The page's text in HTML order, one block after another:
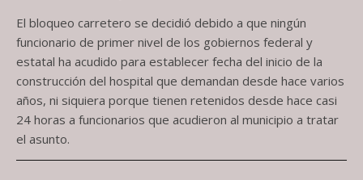
El bloqueo carretero se decidió debido a que ningún
funcionario de primer nivel de los gobiernos federal y
estatal ha acudido para establecer fecha del inicio de la
construcción del hospital que demandan desde hace varios
años, ni siquiera porque tienen retenidos desde hace casi
24 horas a funcionarios que acudieron al municipio a tratar
el asunto.